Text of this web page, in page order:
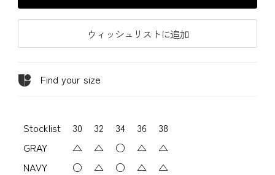
ウィッシュリストに追加
Find your size
Stocklist 30 32 34 36
38
GRAY
△ △ ○ △
△
NAVY
○ △ ○ △
△